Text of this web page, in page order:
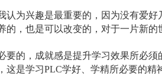
兴趣是最重要的，因为没有爱好
，也是可以改变的，对于一片新的
，成就感是提升学习效果所必须
是学习PLC学好、学精所必要的精